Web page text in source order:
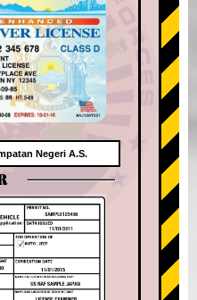
Negeri A.S.